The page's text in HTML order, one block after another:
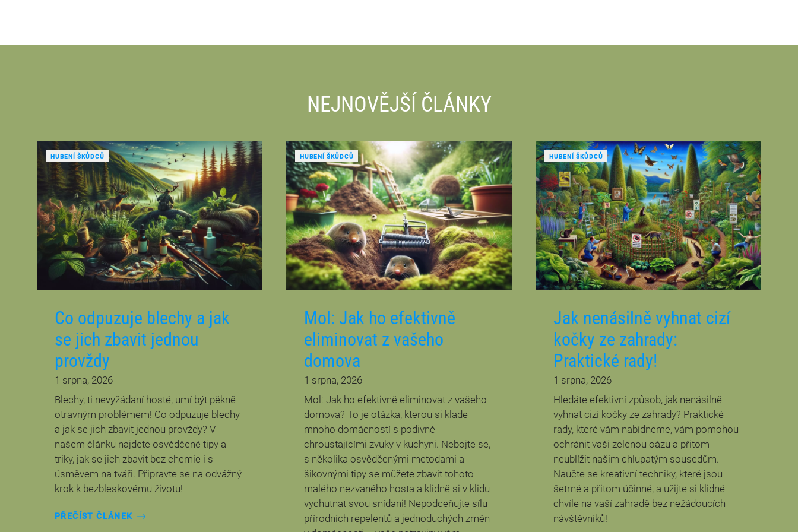
NEJNOVĚJŠÍ ČLÁNKY
HUBENÍ ŠKŮDCŮ
Co odpuzuje blechy a jak
se jich zbavit jednou
provždy
1 srpna, 2026
Blechy, ti nevyžádaní hosté, umí být pěkně
otravným problémem! Co odpuzuje blechy
a jak se jich zbavit jednou provždy? V
našem článku najdete osvědčené tipy a
triky, jak se jich zbavit bez chemie i s
úsměvem na tváři. Připravte se na odvážný
krok k bezbleskovému životu!
PŘEČÍST ČLÁNEK
HUBENÍ ŠKŮDCŮ
Mol: Jak ho efektivně
eliminovat z vašeho
domova
1 srpna, 2026
Mol: Jak ho efektivně eliminovat z vašeho
domova? To je otázka, kterou si klade
mnoho domácností s podivně
chroustajícími zvuky v kuchyni. Nebojte se,
s několika osvědčenými metodami a
šikovnými tipy se můžete zbavit tohoto
malého nezvaného hosta a klidně si v klidu
vychutnat svou snídani! Nepodceňujte sílu
přírodních repelentů a jednoduchých změn
HUBENÍ ŠKŮDCŮ
Jak nenásilně vyhnat cizí
kočky ze zahrady:
Praktické rady!
1 srpna, 2026
Hledáte efektivní způsob, jak nenásilně
vyhnat cizí kočky ze zahrady? Praktické
rady, které vám nabídneme, vám pomohou
ochránit vaši zelenou oázu a přitom
neublížit našim chlupatým sousedům.
Naučte se kreativní techniky, které jsou
šetrné a přitom účinné, a užijte si klidné
chvíle na vaší zahradě bez nežádoucích
návštěvníků!